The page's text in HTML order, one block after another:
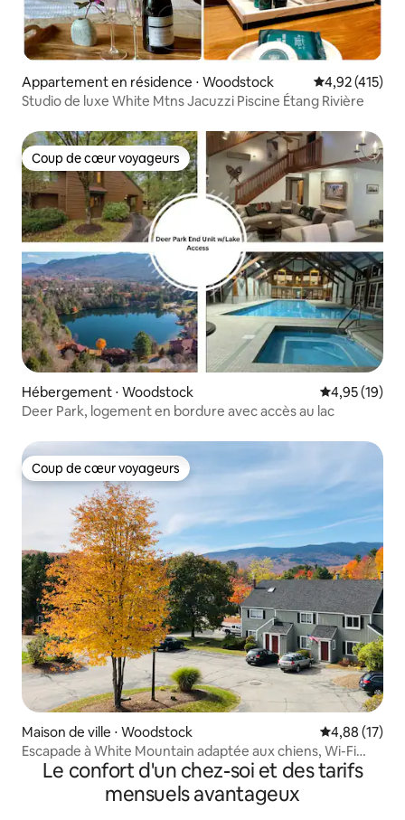
Appartement en résidence ⋅ Woodstock Évaluation
4,92 (415)
Studio de luxe White Mtns Jacuzzi Piscine Étang Rivière
Coup de cœur voyageurs
Coup de cœur voyageurs
Hébergement ⋅ Woodstock Évaluation
4,95 (19)
Deer Park, logement en bordure avec accès au lac
Coup de cœur voyageurs
Coup de cœur voyageurs
Maison de ville ⋅ Woodstock Évaluation
4,88 (17)
Escapade à White Mountain adaptée aux chiens, Wi-Fi
haut débit
Le confort d'un chez-soi et des tarifs
mensuels avantageux